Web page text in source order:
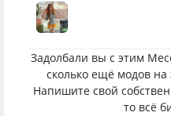
Задолбали вы с этим
сколько ещё модов на
Напишите свой
то всё